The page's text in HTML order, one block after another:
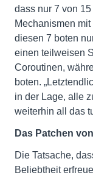
dass nur 7 von
Mechanismen
diesen 7 boten
einen teilweisen
Coroutinen,
boten.
in der Lage, alle
weiterhin all das
Das Patchen
Die Tatsache,
Beliebtheit